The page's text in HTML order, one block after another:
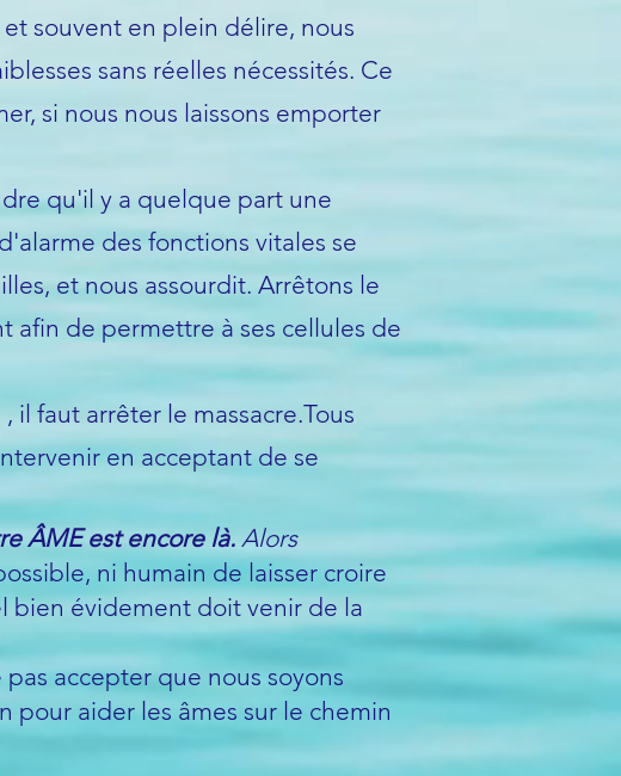
souvent en plein délire, nous
sans réelles nécessités. Ce
si nous nous laissons emporter
qu'il y a quelque part une
des fonctions vitales se
et nous assourdit. Arrêtons le
afin de permettre à ses cellules de
il faut arrêter le massacre.Tous
en acceptant de se
ÂME est encore là. Alors
ni humain de laisser croire
bien évidement doit venir de la
accepter que nous soyons
pour aider les âmes sur le chemin